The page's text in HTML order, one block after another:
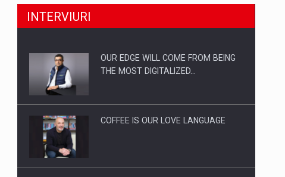
CEO Conference - Shaping The
Webinar - Business Evolution-
INTERVIURI
OUR EDGE WILL COME FROM BEING
THE MOST DIGITALIZED…
COFFEE IS OUR LOVE LANGUAGE